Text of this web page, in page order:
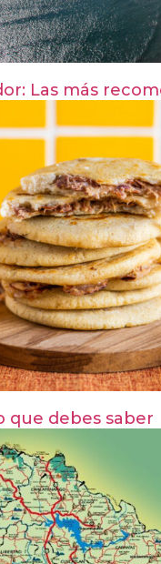
Las más
que debes saber